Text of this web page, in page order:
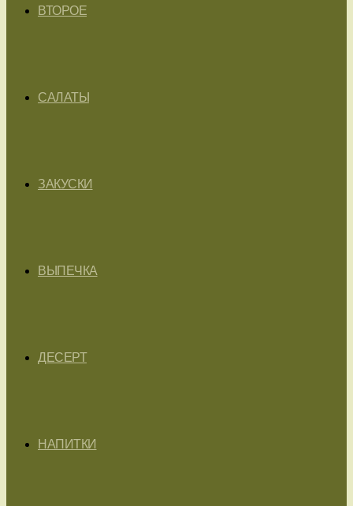
ВТОРОЕ
САЛАТЫ
ЗАКУСКИ
ВЫПЕЧКА
ДЕСЕРТ
НАПИТКИ